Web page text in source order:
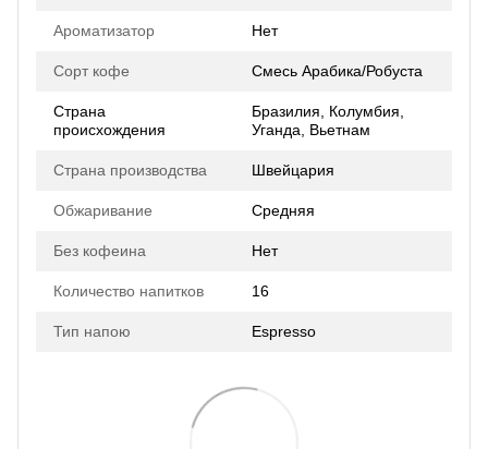
Ароматизатор Нет
Сорт кофе Смесь Арабика/Робуста
Страна
происхождения
Бразилия, Колумбия,
Уганда, Вьетнам
Страна производства Швейцария
Обжаривание Средняя
Без кофеина Нет
Количество напитков 16
Тип напою Espresso